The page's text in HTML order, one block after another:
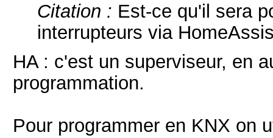
Citation : Est-ce qu'il sera
interrupteurs via
HA : c'est un superviseur, en
programmation.
Pour programmer en KNX on